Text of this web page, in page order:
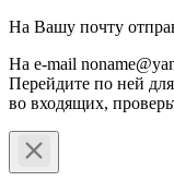
На Вашу почту
На e-mail
Перейдите по ней
во входящих,